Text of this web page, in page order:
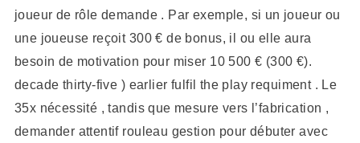
joueur de rôle demande . Par exemple, si un joueur ou
une joueuse reçoit 300 € de bonus, il ou elle aura
besoin de motivation pour miser 10 500 € (300 €).
decade thirty-five ) earlier fulfil the play requiment . Le
35x nécessité , tandis que mesure vers l’fabrication ,
demander attentif rouleau gestion pour débuter avec